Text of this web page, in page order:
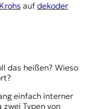
auf dekoder
das heißen? Wieso
einfach interner
zwei Typen von